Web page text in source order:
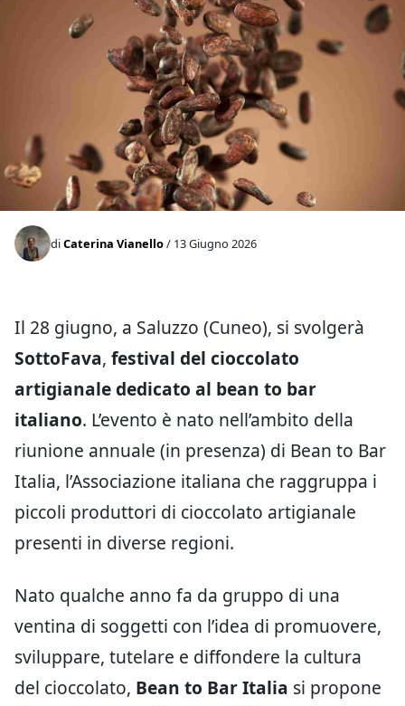
diCaterina Vianello/ 13 Giugno 2026
Il 28 giugno, a Saluzzo (Cuneo), si svolgerà
SottoFava, festival del cioccolato
artigianale dedicato al bean to bar
italiano. L’evento è nato nell’ambito della
riunione annuale (in presenza) di Bean to Bar
Italia, l’Associazione italiana che raggruppa i
piccoli produttori di cioccolato artigianale
presenti in diverse regioni.
Nato qualche anno fa da gruppo di una
ventina di soggetti con l’idea di promuovere,
sviluppare, tutelare e diffondere la cultura
del cioccolato, Bean to Bar Italia si propone